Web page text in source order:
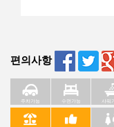
편의사항
주차가능 수면가능 샤워